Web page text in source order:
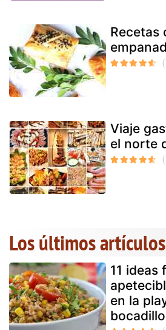
Recetas
Viaje
el norte
Los últimos artículos
11 ideas
en la